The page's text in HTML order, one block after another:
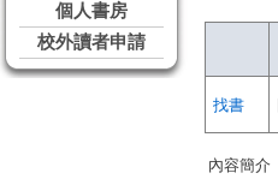
個人書房
校外讀者申請
找書
內容簡介